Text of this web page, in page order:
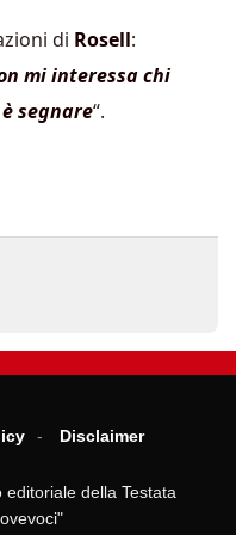
di Rosell:
mi interessa chi
segnare“.
Disclaimer
della Testata